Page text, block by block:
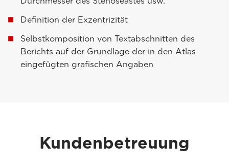
Definition der Exzentrizität
Selbstkomposition von Textabschnitten des
Berichts auf der Grundlage der in den Atlas
eingefügten grafischen Angaben
Kundenbetreuung